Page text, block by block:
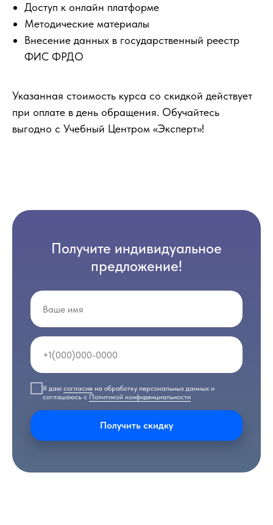
Доступ к онлайн платформе
Методические материалы
Внесение данных в государственный реестр
ФИС ФРДО
Указанная стоимость курса со скидкой действует
при оплате в день обращения. Обучайтесь
выгодно с Учебный Центром «Эксперт»!
Получите индивидуальное
предложение!
Я даю согласие на обработку персональных данных и
соглашаюсь с Политикой конфиденциальности
Получить скидку